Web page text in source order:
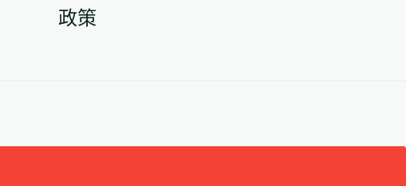
政策